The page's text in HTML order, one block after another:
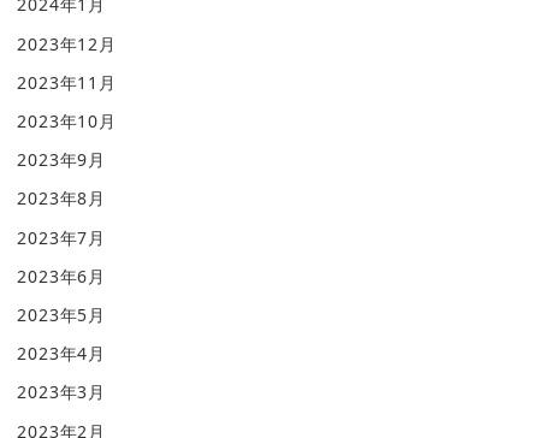
2024年1月
2023年12月
2023年11月
2023年10月
2023年9月
2023年8月
2023年7月
2023年6月
2023年5月
2023年4月
2023年3月
2023年2月